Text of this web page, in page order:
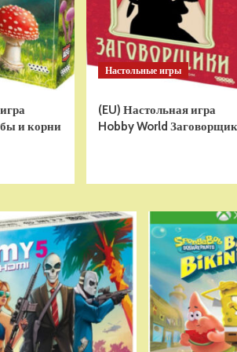
и корни
Настольные игры
(EU) Настольная игра
Hobby World